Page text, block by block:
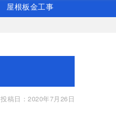
屋根板金工事
投稿日：2020年7月26日